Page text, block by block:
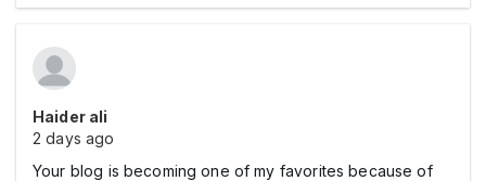
Haider ali
2 days ago
Your blog is becoming one of my favorites because of